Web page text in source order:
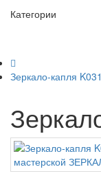
Категории
Зеркало-капля K031